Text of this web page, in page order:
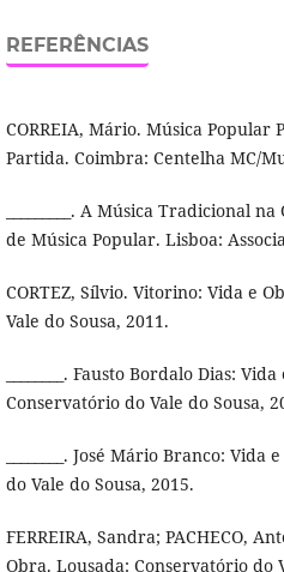
REFERÊNCIAS
CORREIA, Mário. Música Popular
Partida. Coimbra: Centelha MC/
_________. A Música Tradicional
de Música Popular. Lisboa:
CORTEZ, Sí­lvio. Vitorino: Vida e
Vale do Sousa, 2011.
________. Fausto Bordalo Dias:
Conservatório do Vale do Sousa,
________. José Mário Branco:
do Vale do Sousa, 2015.
FERREIRA, Sandra; PACHECO,
Obra. Lousada: Conservatório do